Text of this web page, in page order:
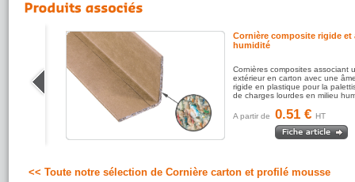
facile
Cornière composite rigide et
humidité
Cornières composites associant
extérieur en carton avec une
rigide en plastique pour la
de charges lourdes en milieu
A partir de 0.51 € HT
<< Toute notre sélection de Cornière carton et profilé mousse